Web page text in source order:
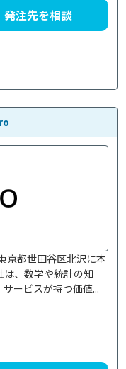
発注先を相談
京都世田谷区北沢に本
は、数学や統計の知
ービスが持つ価値...